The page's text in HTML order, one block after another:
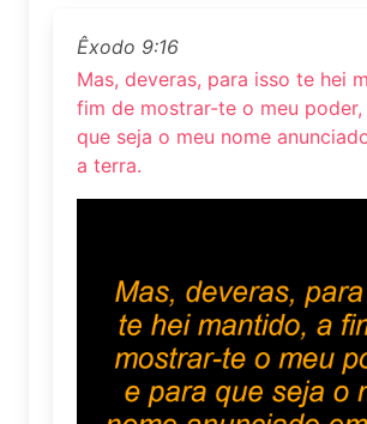
Êxodo 9:16
Mas, deveras, para isso te hei
fim de mostrar-te o meu poder,
que seja o meu nome
a terra.